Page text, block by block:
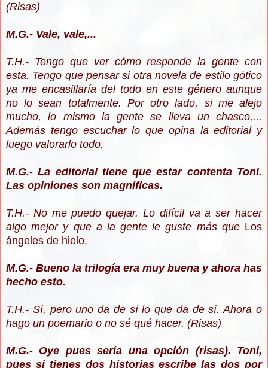
(Risas)
M.G.- Vale, vale,...
T.H.- Tengo que ver cómo responde la gente con
esta. Tengo que pensar si otra novela de estilo gótico
ya me encasillaría del todo en este género aunque
no lo sean totalmente. Por otro lado, si me alejo
mucho, lo mismo la gente se lleva un chasco,...
Además tengo escuchar lo que opina la editorial y
luego valorarlo todo.
M.G.- La editorial tiene que estar contenta Toni.
Las opiniones son magníficas.
T.H.- No me puedo quejar. Lo difícil va a ser hacer
algo mejor y que a la gente le guste más que Los
ángeles de hielo.
M.G.- Bueno la trilogía era muy buena y ahora has
hecho esto.
T.H.- Sí, pero uno da de sí lo que da de sí. Ahora o
hago un poemario o no sé qué hacer. (Risas)
M.G.- Oye pues sería una opción (risas). Toni,
pues si tienes dos historias escribe las dos por